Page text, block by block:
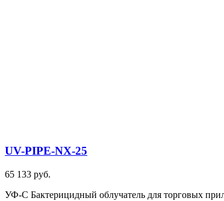
UV-PIPE-NX-25
65 133 руб.
УФ-С Бактерицидный облучатель для торговых